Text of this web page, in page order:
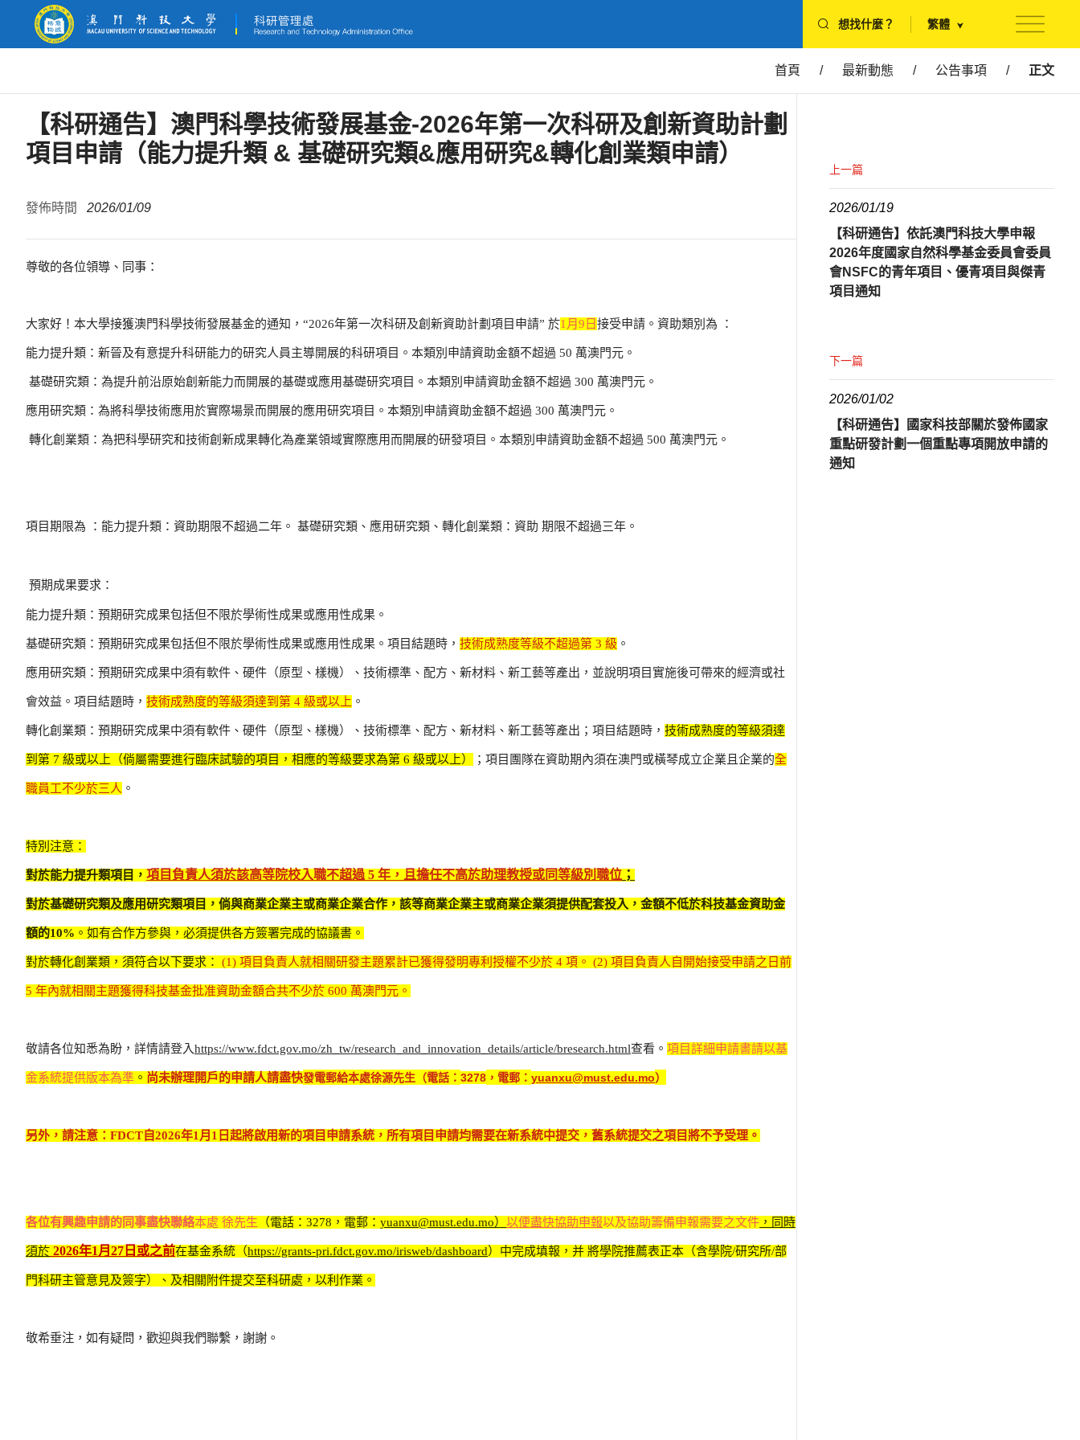
想找什麼？ 繁體
首頁 / 最新動態 / 公告事項 / 正文
【科研通告】澳門科學技術發展基金-2026年第一次科研及創新資助計劃
項目申請（能力提升類 & 基礎研究類&應用研究&轉化創業類申請）
發佈時間 2026/01/09
尊敬的各位領導、同事：
大家好！本大學接獲澳門科學技術發展基金的通知，“2026年第一次科研及創新資助計劃項目申請” 於1月9日接受申請。資助類別為 ：
能力提升類：新晉及有意提升科研能力的研究人員主導開展的科研項目。本類別申請資助金額不超過 50 萬澳門元。
基礎研究類：為提升前沿原始創新能力而開展的基礎或應用基礎研究項目。本類別申請資助金額不超過 300 萬澳門元。
應用研究類：為將科學技術應用於實際場景而開展的應用研究項目。本類別申請資助金額不超過 300 萬澳門元。
轉化創業類：為把科學研究和技術創新成果轉化為產業領域實際應用而開展的研發項目。本類別申請資助金額不超過 500 萬澳門元。
項目期限為 ：能力提升類：資助期限不超過二年。 基礎研究類、應用研究類、轉化創業類：資助 期限不超過三年。
預期成果要求：
能力提升類：預期研究成果包括但不限於學術性成果或應用性成果。
基礎研究類：預期研究成果包括但不限於學術性成果或應用性成果。項目結題時， 技術成熟度等級不超過第 3 級 。
應用研究類：預期研究成果中須有軟件、硬件（原型、樣機）、技術標準、配方、新材料、新工藝等產出，並說明項目實施後可帶來的經濟或社
會效益。項目結題時， 技術成熟度的等級須達到第 4 級或以上 。
轉化創業類：預期研究成果中須有軟件、硬件（原型、樣機）、技術標準、配方、新材料、新工藝等產出；項目結題時， 技術成熟度的等級須達
到第 7 級或以上（倘屬需要進行臨床試驗的項目，相應的等級要求為第 6 級或以上） ；項目團隊在資助期內須在澳門或橫琴成立企業且企業的全
職員工不少於三人 。
特別注意：
對於能力提升類項目， 項目負責人須於該高等院校入職不超過 5 年，且擔任不高於助理教授或同等級別職位 ；
對於基礎研究類及應用研究類項目，倘與商業企業主或商業企業合作，該等商業企業主或商業企業須提供配套投入，金額不低於科技基金資助金
額的10% 。如有合作方參與，必須提供各方簽署完成的協議書。
對於轉化創業類，須符合以下要求： (1) 項目負責人就相關研發主題累計已獲得發明專利授權不少於 4 項。 (2) 項目負責人自開始接受申請之日前
5 年內就相關主題獲得科技基金批准資助金額合共不少於 600 萬澳門元。
敬請各位知悉為盼，詳情請登入https://www.fdct.gov.mo/zh_tw/research_and_innovation_details/article/bresearch.html查看。 項目詳細申請書請以基
金系統提供版本為準 。 尚未辦理開戶的申請人請盡快發電郵給本處徐源先生（電話： 3278 ，電郵： yuanxu@must.edu.mo）
另外，請注意：FDCT自2026年1月1日起將啟用新的項目申請系統，所有項目申請均需要在新系統中提交，舊系統提交之項目將不予受理。
各位有興趣申請的同事盡快聯絡本處 徐先生 （電話：3278，電郵： yuanxu@must.edu.mo） 以便盡快協助申報以及協助籌備申報需要之文件 ，同時
須於 2026年1月27日或之前在基金系統（https://grants-pri.fdct.gov.mo/irisweb/dashboard）中完成填報，并 將學院推薦表正本（含學院/研究所/部
門科研主管意見及簽字）、及相關附件提交至科研處，以利作業。
敬希垂注，如有疑問，歡迎與我們聯繫，謝謝。
上一篇
2026/01/19
【科研通告】依託澳門科技大學申報
2026年度國家自然科學基金委員會委員
會NSFC的青年項目、優青項目與傑青
項目通知
下一篇
2026/01/02
【科研通告】國家科技部關於發佈國家
重點研發計劃一個重點專項開放申請的
通知